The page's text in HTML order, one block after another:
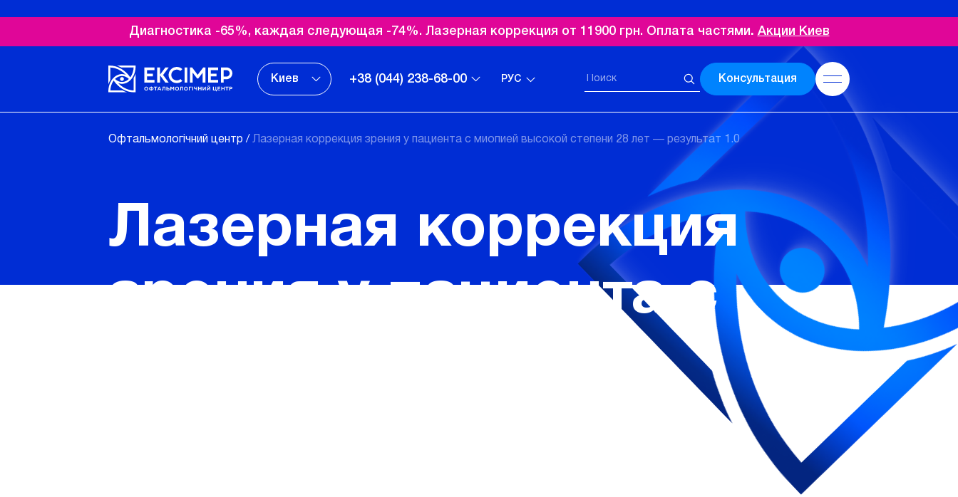
Диагностика -65%, каждая следующая -74%. Лазерная коррекция от 11900 грн. Оплата частями. Акции Киев
Киев +38 (044) 238-68-00 РУС Консультация
Офтальмологічний центр / Лазерная коррекция зрения у пациента с миопией высокой степени 28 лет — результат 1.0
Лазерная коррекция
зрения у пациента с